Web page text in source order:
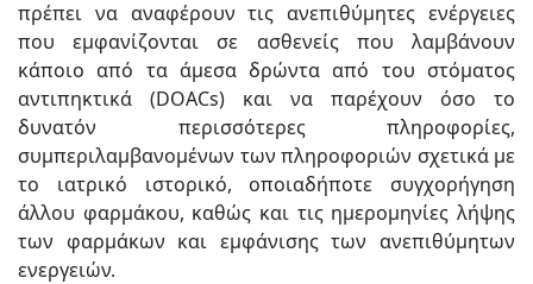
πρέπει να αναφέρουν τις ανεπιθύμητες ενέργειες
που εμφανίζονται σε ασθενείς που λαμβάνουν
κάποιο από τα άμεσα δρώντα από του στόματος
αντιπηκτικά (DOACs) και να παρέχουν όσο το
δυνατόν περισσότερες πληροφορίες,
συμπεριλαμβανομένων των πληροφοριών σχετικά με
το ιατρικό ιστορικό, οποιαδήποτε συγχορήγηση
άλλου φαρμάκου, καθώς και τις ημερομηνίες λήψης
των φαρμάκων και εμφάνισης των ανεπιθύμητων
ενεργειών.